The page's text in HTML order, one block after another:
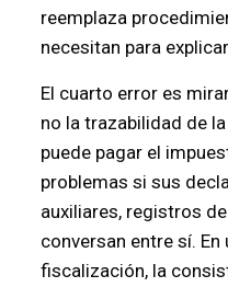
reemplaza
necesitan para
El cuarto error es
no la trazabilidad de
puede pagar el
problemas si sus
auxiliares, registros
conversan entre sí.
fiscalización, la